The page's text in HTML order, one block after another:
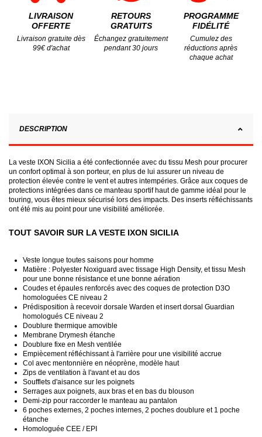
LIVRAISON
OFFERTE
Livraison gratuite dès
99€ d'achat
RETOURS
GRATUITS
Échangez gratuitement
pendant 30 jours
PROGRAMME
FIDÉLITÉ
Cumulez des
réductions après
chaque achat
DESCRIPTION
La veste IXON Sicilia a été confectionnée avec du tissu Mesh pour procurer
un confort optimal à son porteur, en plus de lui assurer un niveau de
protection élevée contre le vent et autres intempéries. Grâce aux coques de
protections intégrées dans ce manteau sportif haut de gamme idéal pour le
touring, vous êtes mieux sécurisé lors des impacts. Des inserts réfléchissants
ont été mis au point pour une visibilité améliorée.
TOUT SAVOIR SUR LA VESTE IXON SICILIA
Veste longue toutes saisons pour homme
Matière : Polyester Noxiguard avec tissage High Density, et tissu Mesh
pour une bonne résistance et une bonne aération
Coudes et épaules renforcés avec des coques de protection D3O
homologuées CE niveau 2
Prédisposition à recevoir dorsale Warden et insert dorsal Guardian
homologués CE niveau 2
Doublure thermique amovible
Membrane Drymesh étanche
Doublure fixe en Mesh ventilée
Empiècement réfléchissant à l'arrière pour une visibilité accrue
Col avec mentonnière en néoprène, modèle haut
Zips de ventilation à l'avant et au dos
Soufflets d'aisance sur les poignets
Serrages aux poignets, aux bras et en bas du blouson
Demi-zip pour raccorder le manteau au pantalon
6 poches externes, 2 poches internes, 2 poches doublure et 1 poche
étanche
Homologuée CEE / EPI